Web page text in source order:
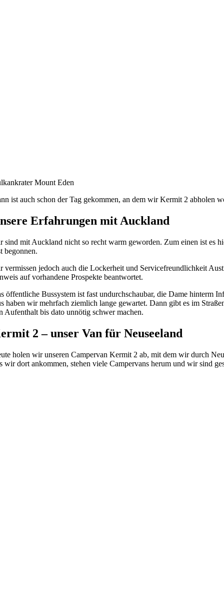
Mount Eden
ist auch schon der Tag gekommen, an dem wir Kermit 2 abholen
Erfahrungen mit Auckland
sind mit Auckland nicht so recht warm geworden. Zum einen ist es
begonnen.
vermissen jedoch auch die Lockerheit und Servicefreundlichkeit
auf vorhandene Prospekte beantwortet.
öffentliche Bussystem ist fast undurchschaubar, die Dame hinterm
haben wir mehrfach ziemlich lange gewartet. Dann gibt es im
Aufenthalt bis dato unnötig schwer machen.
2 – unser Van für Neuseeland
holen wir unseren Campervan Kermit 2 ab, mit dem wir durch
wir dort ankommen, stehen viele Campervans herum und wir sind